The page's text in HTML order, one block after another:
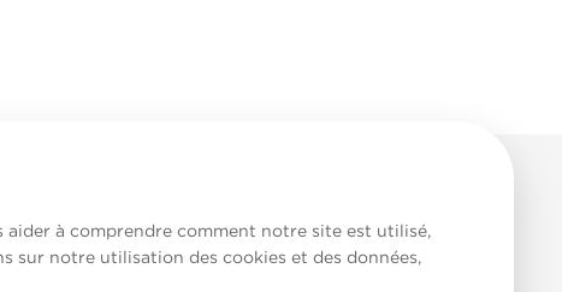
à comprendre comment notre site est utilisé,
sur notre utilisation des cookies et des données,